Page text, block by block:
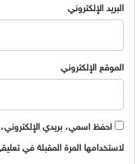
البريد الإلكتروني
الموقع الإلكتروني
احفظ اسمي، بريدي
لاستخدامها المرة المقبلة في